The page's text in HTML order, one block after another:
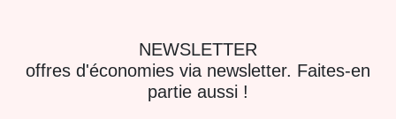
NEWSLETTER
offres d'économies via newsletter. Faites-en
partie aussi !